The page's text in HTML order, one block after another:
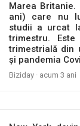
Marea
ani) care nu
studii a urcat
trimestru.
trimestrială din
și pandemia
Biziday · acum 3 ani